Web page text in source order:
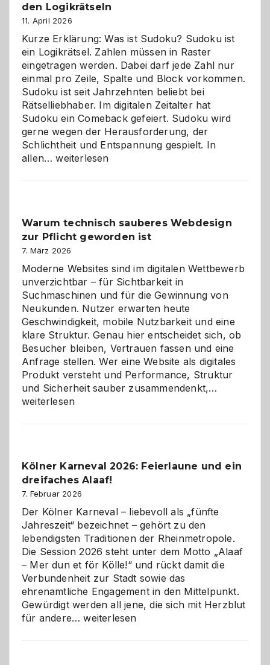
den Logikrätseln
11. April 2026
Kurze Erklärung: Was ist Sudoku? Sudoku ist
ein Logikrätsel. Zahlen müssen in Raster
eingetragen werden. Dabei darf jede Zahl nur
einmal pro Zeile, Spalte und Block vorkommen.
Sudoku ist seit Jahrzehnten beliebt bei
Rätselliebhaber. Im digitalen Zeitalter hat
Sudoku ein Comeback gefeiert. Sudoku wird
gerne wegen der Herausforderung, der
Schlichtheit und Entspannung gespielt. In
allen…Sudoku
den
Logikrätseln
weiterlesen
Warum technisch sauberes Webdesign
zur Pflicht geworden ist
7. März 2026
Moderne Websites sind im digitalen Wettbewerb
unverzichtbar – für Sichtbarkeit in
Suchmaschinen und für die Gewinnung von
Neukunden. Nutzer erwarten heute
Geschwindigkeit, mobile Nutzbarkeit und eine
klare Struktur. Genau hier entscheidet sich, ob
Besucher bleiben, Vertrauen fassen und eine
Anfrage stellen. Wer eine Website als digitales
Produkt versteht und Performance, Struktur
und Sicherheit sauber zusammendenkt,…
geworden
weiterlesen
Kölner Karneval 2026: Feierlaune und ein
dreifaches Alaaf!
7. Februar 2026
Der Kölner Karneval – liebevoll als „fünfte
Jahreszeit“ bezeichnet – gehört zu den
lebendigsten Traditionen der Rheinmetropole.
Die Session 2026 steht unter dem Motto „Alaaf
– Mer dun et för Kölle!“ und rückt damit die
Verbundenheit zur Stadt sowie das
ehrenamtliche Engagement in den Mittelpunkt.
Gewürdigt werden all jene, die sich mit Herzblut
für andere…Kölner
weiterlesen